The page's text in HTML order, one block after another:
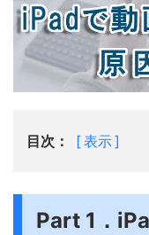
目次： 表示
Part 1．